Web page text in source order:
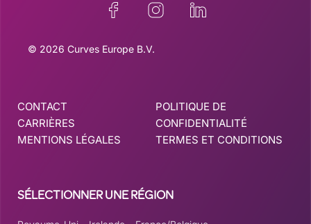
© 2026 Curves Europe B.V.
CONTACT
CARRIÈRES
MENTIONS LÉGALES
POLITIQUE DE
CONFIDENTIALITÉ
TERMES ET CONDITIONS
SÉLECTIONNER UNE RÉGION